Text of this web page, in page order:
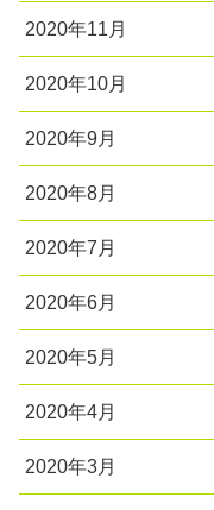
2020年11月
2020年10月
2020年9月
2020年8月
2020年7月
2020年6月
2020年5月
2020年4月
2020年3月